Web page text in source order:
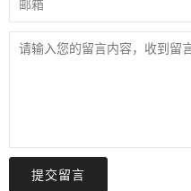
提交留言